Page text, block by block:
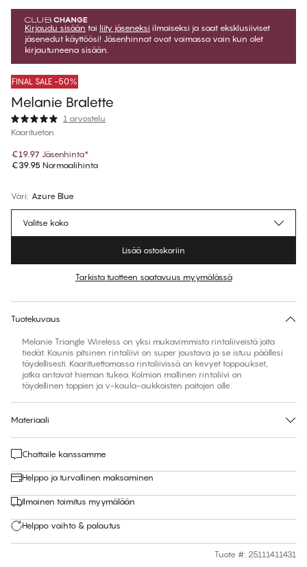
Kirjaudu sisään tai liity jäseneksi ilmaiseksi ja saat eksklusiiviset
jäsenedut käyttöösi! Jäsenhinnat ovat voimassa vain kun olet
kirjautuneena sisään.
FINAL SALE -50%
Melanie Bralette
1 arvostelu
Kaaritueton
€19.97 Jäsenhinta*
€39.95 Normaalihinta
Väri: Azure Blue
Ei ehdotettua kokoa tähän tuotteeseen
Valitse koko
Lisää ostoskoriin
Tarkista tuotteen saatavuus myymälässä
Tuotekuvaus
Melanie Triangle Wireless on yksi mukavimmista rintaliiveistä joita
tiedät. Kaunis pitsinen rintaliivi on super joustava ja se istuu päällesi
täydellisesti. Kaarituettomassa rintaliivissä on kevyet toppaukset,
jotka antavat hieman tukea. Kolmion mallinen rintaliivi on
täydellinen toppien ja v-kaula-aukkoisten paitojen alle.
Materiaali
Chattaile kanssamme
Helppo ja turvallinen maksaminen
Ilmainen toimitus myymälään
Helppo vaihto & palautus
Tuote #: 25111411431